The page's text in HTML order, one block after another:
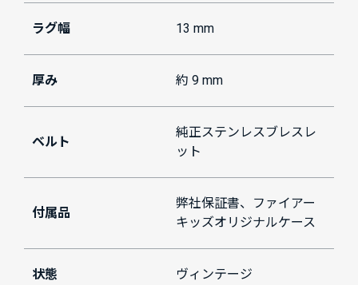
ラグ幅 13 mm
厚み 約 9 mm
ベルト
純正ステンレスブレスレ
ット
付属品
弊社保証書、ファイアー
キッズオリジナルケース
状態 ヴィンテージ